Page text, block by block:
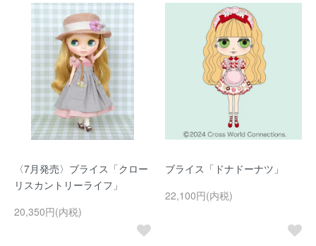
〈7月発売〉ブライス「クロー
リスカントリーライフ」
20,350円(内税)
ブライス「ドナドーナツ」
22,100円(内税)